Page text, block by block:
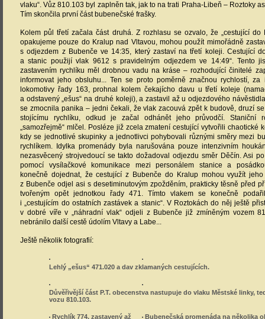
vlaku“. Vůz 810.103 byl zaplněn tak, jak to na trati Praha-Libeň – Roztoky
Tím skončila první část bubenečské frašky.
Kolem půl třetí začala část druhá. Z rozhlasu se ozvalo, že „cestující do
opakujeme pouze do Kralup nad Vltavou, mohou použít mimořádně
s odjezdem z Bubenče ve 14:35, který zastaví na třetí koleji. Cestující
a stanic použijí vlak 9612 s pravidelným odjezdem ve 14:49“. Tento
zastavením rychlíku měl drobnou vadu na kráse – rozhodující činitelé
informovat jeho obsluhu... Ten se proto poměrně značnou rychlostí, za
lokomotivy řady 163, prohnal kolem čekajícho davu u třetí koleje
a odstavený „ešus“ na druhé koleji), a zastavil až u odjezdového
se zmocnila panika – jedni čekali, že vlak zacouvá zpět k budově, druzí
stojícímu rychlíku, odkud je začal odhánět jeho průvodčí. Staniční
„samozřejmě“ mlčel. Posléze již zcela zmatení cestující vytvořili chaotické
kdy se jednotlivé skupinky a jednotlivci pohybovali různými směry mezi
rychlíkem. Idylka promenády byla narušována pouze intenzivním
nezasvěcený strojvedoucí se takto dožadoval odjezdu směr Děčín. Asi
pomocí vysílačkové komunikace mezi personálem stanice a
konečně dojednat, že cestující z Bubenče do Kralup mohou využít
z Bubenče odjel asi s desetiminutovým zpožděním, prakticky těsně před
tvořeným opět jednotkou řady 471. Tímto vlakem se konečně
i „cestujícím do ostatních zastávek a stanic“. V Roztokách do něj ještě
v dobré víře v „náhradní vlak“ odjeli z Bubenče již zmíněným vozem
nebránilo další cestě údolím Vltavy a Labe...
Ještě několik fotografií:
Lehlý „ešus“ 471.020 a dav zklamaných cestujících.
Důvěřivější část P.T. obecenstva nastupuje do vlaku Městské linky,
vozu 810.103.
Rychlík 774, zastavený až
Bubenečská promenáda na několika